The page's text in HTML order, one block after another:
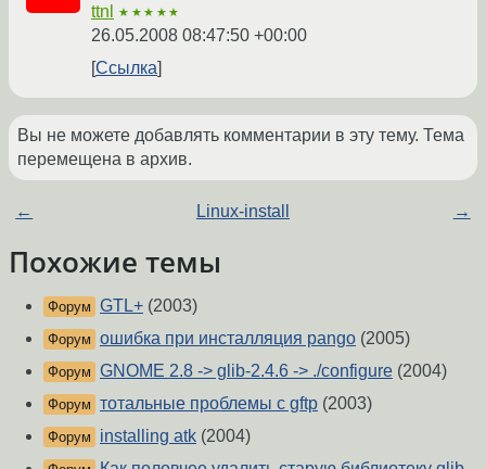
ttnl ★★★★★
26.05.2008 08:47:50 +00:00
Ссылка
Вы не можете добавлять комментарии в эту тему. Тема
перемещена в архив.
← Linux-install →
Похожие темы
Форум GTL+ (2003)
Форум ошибка при инсталляция pango (2005)
Форум GNOME 2.8 -> glib-2.4.6 -> ./configure (2004)
Форум тотальные проблемы с gftp (2003)
Форум installing atk (2004)